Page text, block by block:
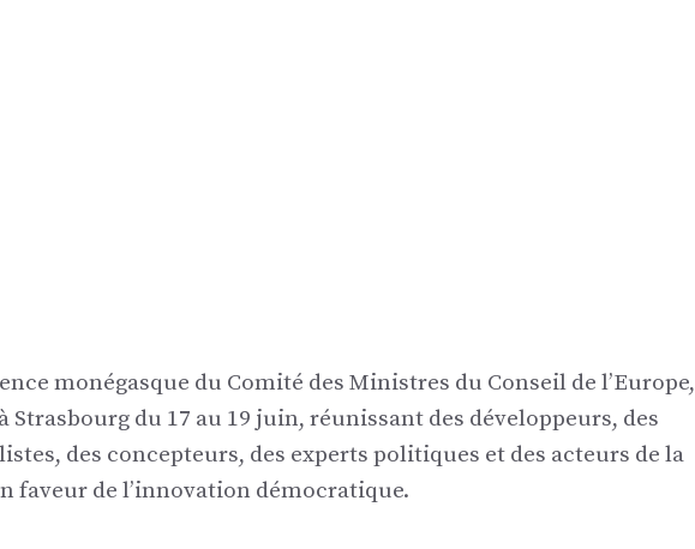
monégasque du Comité des Ministres du Conseil de l’Europe,
Strasbourg du 17 au 19 juin, réunissant des développeurs, des
des concepteurs, des experts politiques et des acteurs de la
faveur de l’innovation démocratique.